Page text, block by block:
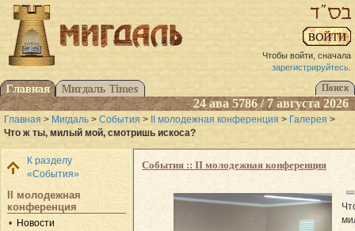
Чтобы войти, сначала
зарегистрируйтесь.
24 ава 5786 / 7 августа 2026
Главная > Мигдаль > События > II молодежная конференция > Галерея >
Что ж ты, милый мой, смотришь искоса?
К разделу
«События»
II молодежная
конференция
Новости
События :: II молодежная конференция